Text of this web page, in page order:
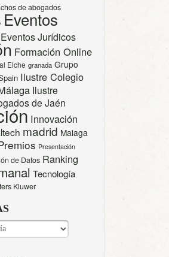
de abogados
Eventos
Eventos Jurídicos
Formación Online
Elche granada Grupo
Ilustre Colegio
Ilustre
de Jaén
Innovación
madrid Malaga
Presentación
de Datos Ranking
Tecnología
Kluwer